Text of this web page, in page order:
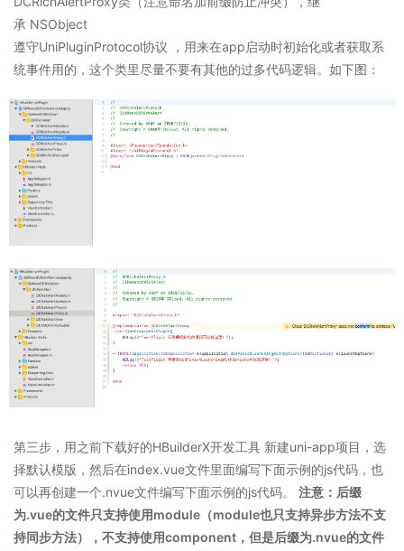
承 NSObject
遵守UniPluginProtocol协议 ，用来在app启动时初始化或者获取系
统事件用的，这个类里尽量不要有其他的过多代码逻辑。如下图：
第三步，用之前下载好的HBuilderX开发工具 新建uni-app项目，选
择默认模版，然后在index.vue文件里面编写下面示例的js代码，也
可以再创建一个.nvue文件编写下面示例的js代码。 注意：后缀
为.vue的文件只支持使用module（module也只支持异步方法不支
持同步方法），不支持使用component，但是后缀为.nvue的文件